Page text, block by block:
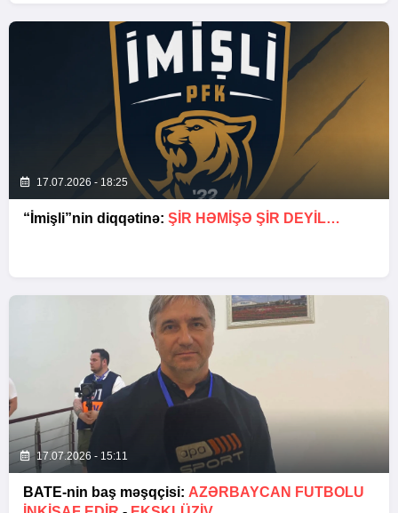
17.07.2026 - 18:25
“İmişli”nin diqqətinə: ŞIR HƏMIŞƏ ŞIR DEYIL…
17.07.2026 - 15:11
BATE-nin baş məşqçisi: AZƏRBAYCAN FUTBOLU